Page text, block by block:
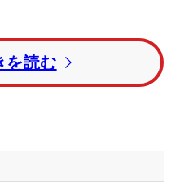
アムンディ・エビアン
番でイーグルパットを
から、優勝者を祝福す
を読む